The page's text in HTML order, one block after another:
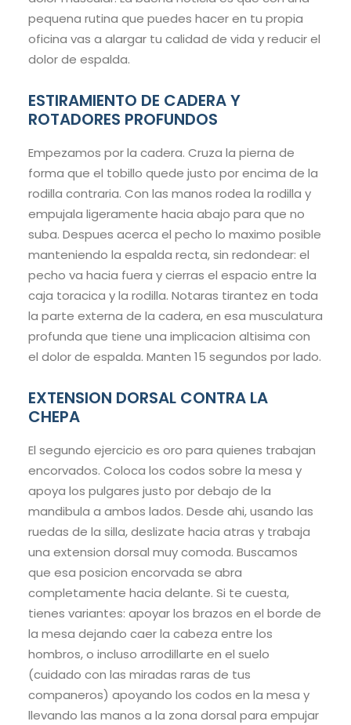
pequena rutina que puedes hacer en tu propia
oficina vas a alargar tu calidad de vida y reducir el
dolor de espalda.
ESTIRAMIENTO DE CADERA Y
ROTADORES PROFUNDOS
Empezamos por la cadera. Cruza la pierna de
forma que el tobillo quede justo por encima de la
rodilla contraria. Con las manos rodea la rodilla y
empujala ligeramente hacia abajo para que no
suba. Despues acerca el pecho lo maximo posible
manteniendo la espalda recta, sin redondear: el
pecho va hacia fuera y cierras el espacio entre la
caja toracica y la rodilla. Notaras tirantez en toda
la parte externa de la cadera, en esa musculatura
profunda que tiene una implicacion altisima con
el dolor de espalda. Manten 15 segundos por lado.
EXTENSION DORSAL CONTRA LA
CHEPA
El segundo ejercicio es oro para quienes trabajan
encorvados. Coloca los codos sobre la mesa y
apoya los pulgares justo por debajo de la
mandibula a ambos lados. Desde ahi, usando las
ruedas de la silla, deslizate hacia atras y trabaja
una extension dorsal muy comoda. Buscamos
que esa posicion encorvada se abra
completamente hacia delante. Si te cuesta,
tienes variantes: apoyar los brazos en el borde de
la mesa dejando caer la cabeza entre los
hombros, o incluso arrodillarte en el suelo
(cuidado con las miradas raras de tus
companeros) apoyando los codos en la mesa y
llevando las manos a la zona dorsal para empujar